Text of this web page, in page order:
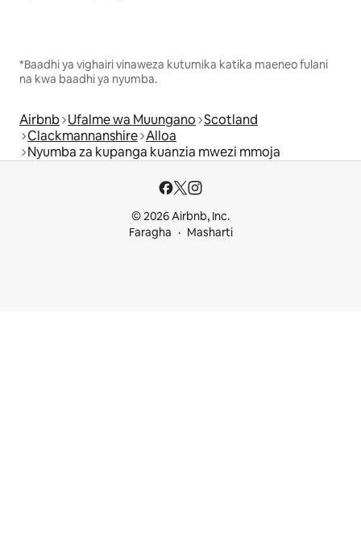
*Baadhi ya vighairi vinaweza kutumika katika maeneo fulani
na kwa baadhi ya nyumba.
Airbnb Ufalme wa Muungano Scotland
Clackmannanshire Alloa
Nyumba za kupanga kuanzia mwezi mmoja
© 2026 Airbnb, Inc.
Faragha
Masharti